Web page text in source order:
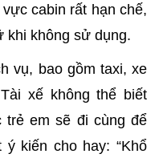
cabin rất hạn chế,
khi không sử dụng.
vụ, bao gồm taxi, xe
xế không thể biết
em sẽ đi cùng để
kiến cho hay: “Khổ